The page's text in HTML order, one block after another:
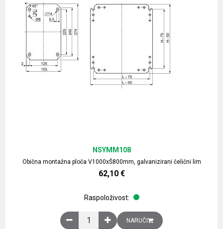
Obična montažna ploča V1000xŠ800mm, galvanizirani čelični lim
NSYMM108
62,10 €
Raspoloživost:
Obična montažna ploča V1000xŠ800mm,
NARUČI